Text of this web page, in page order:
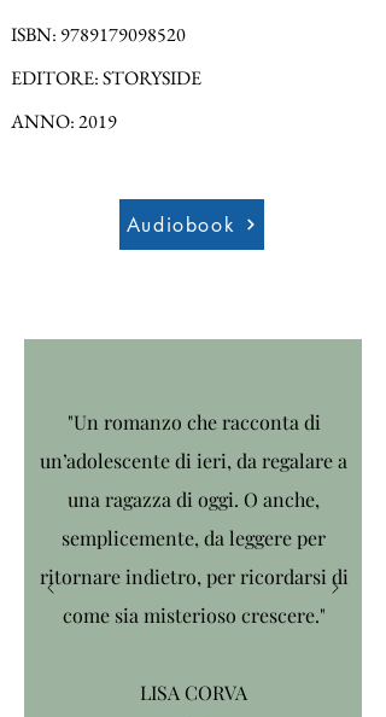
ISBN: 9789179098520
EDITORE: STORYSIDE
ANNO: 2019
Audiobook
"Un romanzo che racconta di
un’adolescente di ieri, da regalare a
una ragazza di oggi. O anche,
semplicemente, da leggere per
ritornare indietro, per ricordarsi di
come sia misterioso crescere."
LISA CORVA